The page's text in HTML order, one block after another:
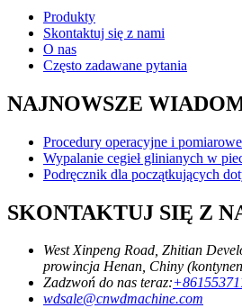
Produkty
Skontaktuj się z nami
O nas
Często zadawane pytania
NAJNOWSZE
Procedury operacyjne i
Wypalanie cegieł glinianych w
Podręcznik dla początkujących
SKONTAKTUJ SIĘ Z
West Xinpeng Road, Zhitian
prowincja Henan, Chiny
Zadzwoń do nas teraz:
wdsale@cnwdmachine.com